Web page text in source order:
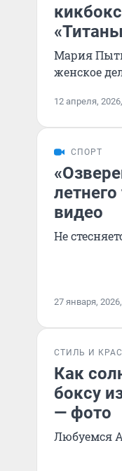
Мария
женское
12 апреля,
СПОРТ
видео
Не
27 января,
СТИЛЬ И
Как
боксу
— фото
Любуемся